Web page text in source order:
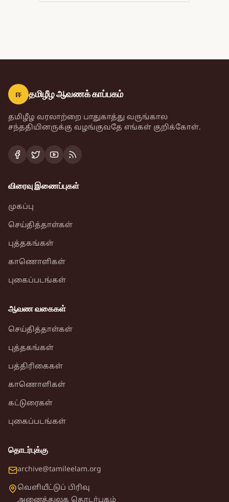
ஈ தமிழீழ ஆவணக் காப்பகம்
தமிழீழ வரலாற்றை பாதுகாத்து வருங்கால
சந்ததியினருக்கு வழங்குவதே எங்கள் குறிக்கோள்.
விரைவு இணைப்புகள்
முகப்பு
செய்தித்தாள்கள்
புத்தகங்கள்
காணொளிகள்
புகைப்படங்கள்
ஆவண வகைகள்
செய்தித்தாள்கள்
புத்தகங்கள்
பத்திரிகைகள்
காணொளிகள்
கட்டுரைகள்
புகைப்படங்கள்
தொடர்புக்கு
archive@tamileelam.org
வெளியீட்டுப் பிரிவு
அனைத்துலக தொடர்பகம்